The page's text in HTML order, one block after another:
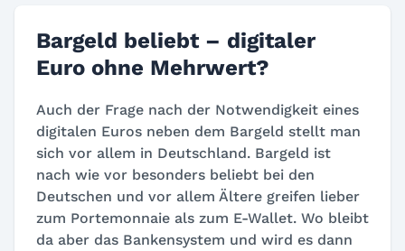
Bargeld beliebt – digitaler
Euro ohne Mehrwert?
Auch der Frage nach der Notwendigkeit eines
digitalen Euros neben dem Bargeld stellt man
sich vor allem in Deutschland. Bargeld ist
nach wie vor besonders beliebt bei den
Deutschen und vor allem Ältere greifen lieber
zum Portemonnaie als zum E-Wallet. Wo bleibt
da aber das Bankensystem und wird es dann